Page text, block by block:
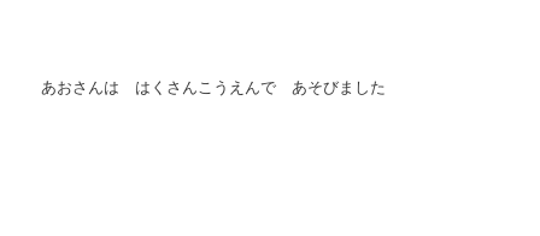
あおさんは はくさんこうえんで あそびました